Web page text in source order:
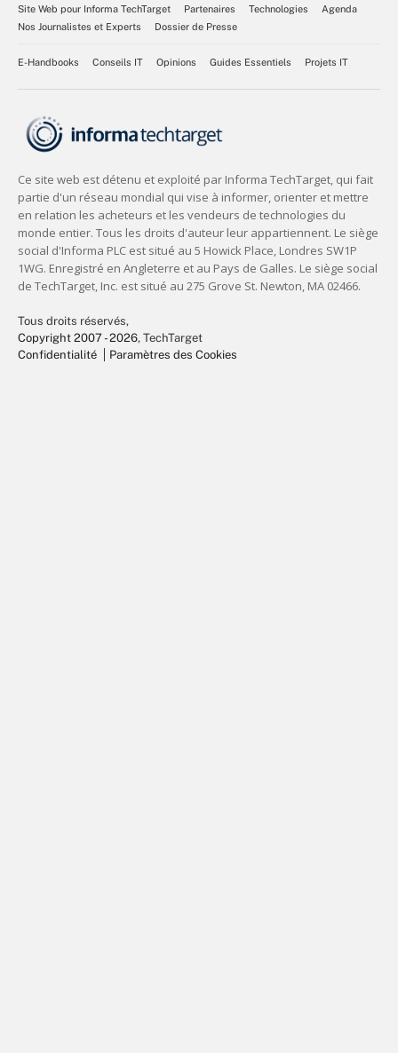
Site Web pour Informa TechTarget Partenaires Technologies
Agenda
Nos Journalistes et Experts
Dossier de Presse
E-Handbooks Conseils IT Opinions Guides Essentiels Projets IT
Tous droits réservés,
Copyright 2007 - 2026, TechTarget
Confidentialité
Paramètres des Cookies